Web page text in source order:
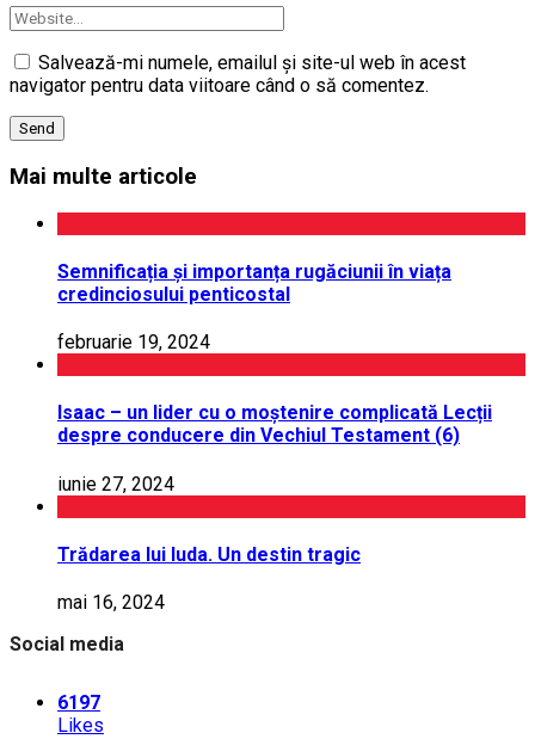
Salvează-mi numele, emailul și site-ul web în acest
navigator pentru data viitoare când o să comentez.
Mai multe articole
Semnificația și importanța rugăciunii în viața
credinciosului penticostal
februarie 19, 2024
Isaac – un lider cu o moștenire complicată Lecții
despre conducere din Vechiul Testament (6)
iunie 27, 2024
Trădarea lui Iuda. Un destin tragic
mai 16, 2024
Social media
6197
Likes